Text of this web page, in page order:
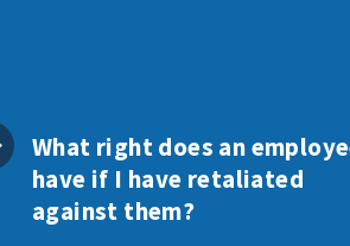
What right does an
have if I have retaliated
against them?